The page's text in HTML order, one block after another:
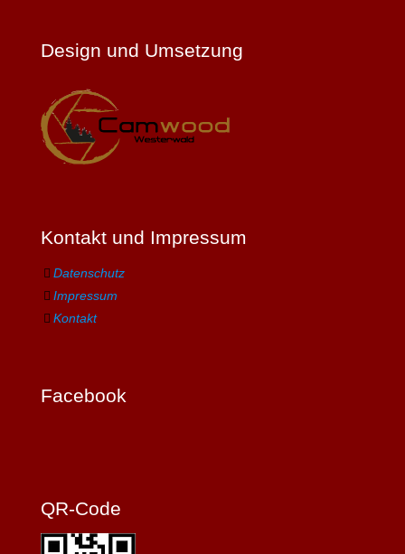
Design und Umsetzung
Kontakt und Impressum
Datenschutz
Impressum
Kontakt
Facebook
QR-Code